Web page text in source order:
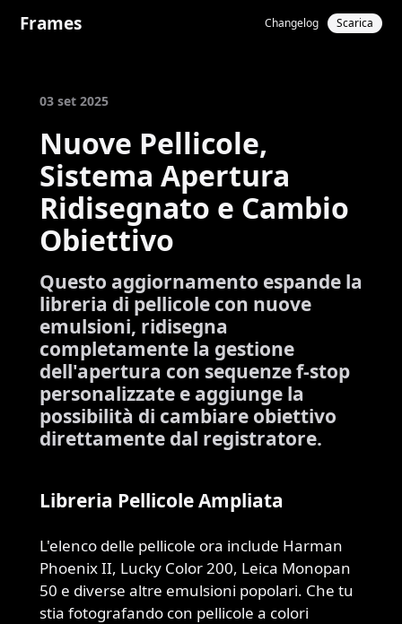
Frames Changelog Scarica
03 set 2025
Nuove Pellicole,
Sistema Apertura
Ridisegnato e Cambio
Obiettivo
Questo aggiornamento espande la
libreria di pellicole con nuove
emulsioni, ridisegna
completamente la gestione
dell'apertura con sequenze f-stop
personalizzate e aggiunge la
possibilità di cambiare obiettivo
direttamente dal registratore.
Libreria Pellicole Ampliata
L'elenco delle pellicole ora include Harman
Phoenix II, Lucky Color 200, Leica Monopan
50 e diverse altre emulsioni popolari. Che tu
stia fotografando con pellicole a colori